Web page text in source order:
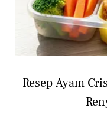
Resep Ayam